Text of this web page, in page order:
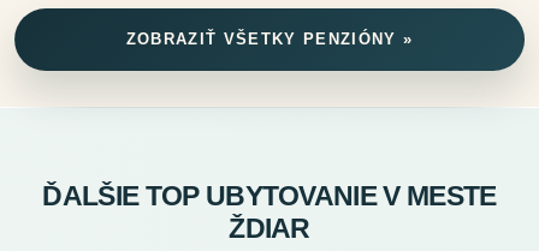
ZOBRAZIŤ VŠETKY PENZIÓNY »
ĎALŠIE TOP UBYTOVANIE V MESTE
ŽDIAR